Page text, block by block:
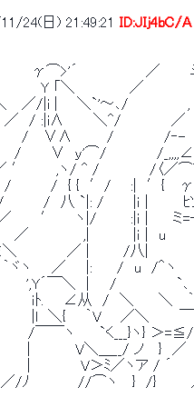
24(日) 21:49:21 ID:JIj4bC/A
　 　 　 ／　　　斗-
　　 ／　　　　　　　
～､/　　　　 　 ,　　
＼^/　　　　　／ 　
　　　 /　　　　　/‐-　
　/　 　 ∨　ｙ'⌒/　　　　　/
^ /　　　　　/〈／⌒＾
　 /　　 　 /　{ {　′/ 　 :|　′{
|ｉ |　　 　ﾋソ　／|　
ｉ |　　 ミ=‐　 　
　 |ｉ |　u　 　　　
　 　 /八|　　　　　　
　|:　　 /　u　/＾ヽ　　
｜　 /　　　　　　`､ 　
∠从　/　＼　　 ＼ 　｀'
　　　￣. イ|
￣ヽ　　 `く___}ヽ} ＞=≦/
　　　　 V＼＿__/ ノ 　}　／
　 　 |　　　　　V＞ﾐ／ヽア / ´　
/ﾉ 　 　 　 //⌒ヽ　 }　/}　　